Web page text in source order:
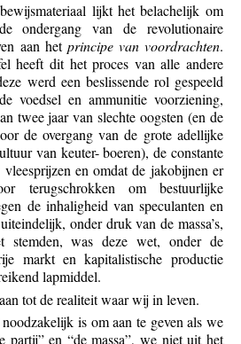
lijkt het belachelijk om
ondergang van de revolutionaire
aan het principe van voordrachten.
heeft dit het proces van alle andere
werd een beslissende rol gespeeld
voedsel en ammunitie voorziening,
twee jaar van slechte oogsten (en de
de overgang van de grote adellijke
van keuter- boeren), de constante
en omdat de jakobijnen er
terugschrokken om bestuurlijke
de inhaligheid van speculanten en
onder druk van de massa’s,
stemden, was deze wet, onder de
markt en kapitalistische productie
lapmiddel.
tot de realiteit waar wij in leven.
is om aan te geven als we
partij” en “de massa”, we niet uit het